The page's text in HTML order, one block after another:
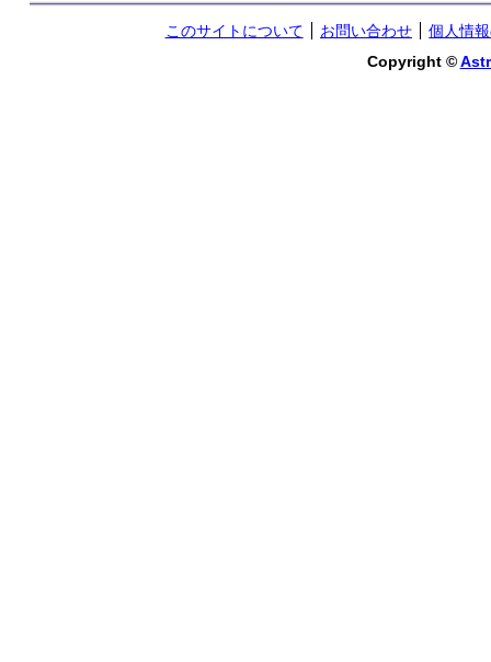
このサイトについて お問い合わせ
個人情
Copyright ©